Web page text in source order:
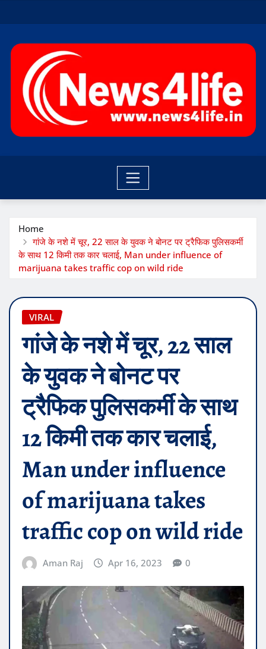
to
Home
गांजे के नशे में चूर, 22 साल के युवक ने बोनट पर ट्रैफिक पुलिसकर्मी
के साथ 12 किमी तक कार चलाई, Man under influence of
marijuana takes traffic cop on wild ride
VIRAL
गांजे के नशे में चूर, 22 साल
के युवक ने बोनट पर
ट्रैफिक पुलिसकर्मी के साथ
12 किमी तक कार चलाई,
Man under influence
of marijuana takes
traffic cop on wild ride
Aman Raj Apr 16, 2023 0